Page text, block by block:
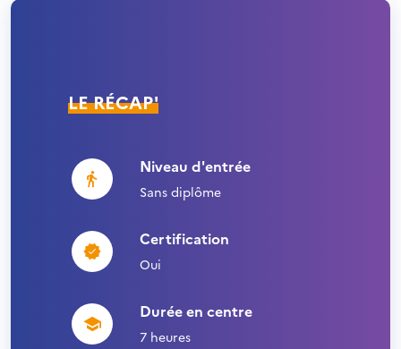
LE RÉCAP'
Niveau d'entrée
Sans diplôme
Certification
Oui
Durée en centre
7 heures